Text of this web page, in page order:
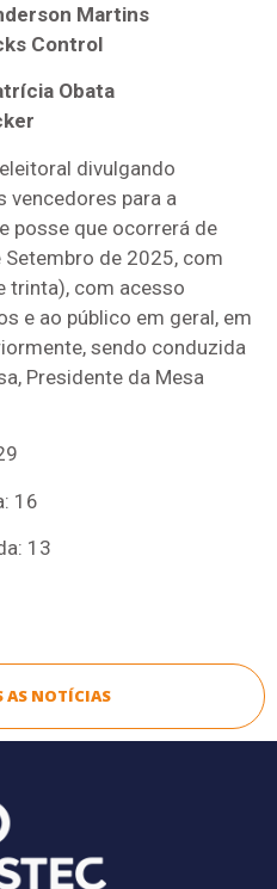
Martins
Control
Obata
divulgando
vencedores para a
posse que ocorrerá de
de 2025, com
trinta), com acesso
e ao público em geral, em
sendo conduzida
Presidente da Mesa
16
13
AS NOTÍCIAS